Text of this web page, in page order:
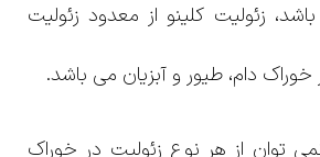
زئولیت کلینو از معدود زئولیت
دام، طیور و آبزیان می باشد.
توان از هر نوع زئولیت در خوراک